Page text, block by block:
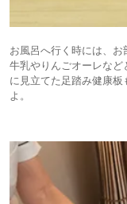
お風呂へ行く時には、
牛乳やりんごオーレな
に見立てた足踏み健康
よ。